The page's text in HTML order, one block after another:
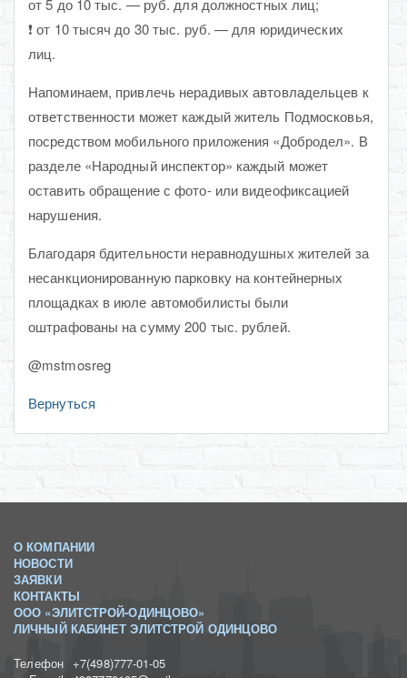
❗️ от 10 тысяч до 30 тыс. руб. — для юридических
лиц.
Напоминаем, привлечь нерадивых автовладельцев к
ответственности может каждый житель Подмосковья,
посредством мобильного приложения «Добродел». В
разделе «Народный инспектор» каждый может
оставить обращение с фото- или видеофиксацией
нарушения.
Благодаря бдительности неравнодушных жителей за
несанкционированную парковку на контейнерных
площадках в июле автомобилисты были
оштрафованы на сумму 200 тыс. рублей.
@mstmosreg
Вернуться
О КОМПАНИИ
НОВОСТИ
ЗАЯВКИ
КОНТАКТЫ
ООО «ЭЛИТСТРОЙ-ОДИНЦОВО»
ЛИЧНЫЙ КАБИНЕТ ЭЛИТСТРОЙ ОДИНЦОВО
Телефон +7(498)777-01-05